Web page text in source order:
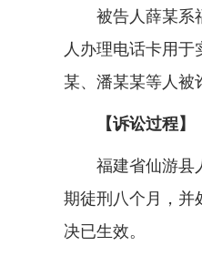
被告人薛某系福
人办理电话卡用
某、潘某某等人被
【诉讼过程】
福建省仙游县人
期徒刑八个月，并
决已生效。